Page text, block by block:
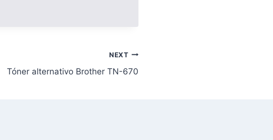
NEXT
Tóner alternativo Brother TN-670